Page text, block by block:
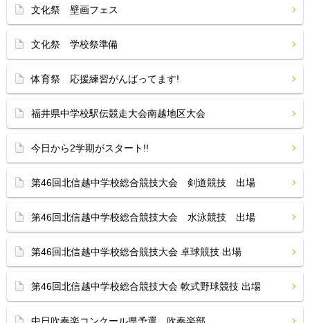
文化祭 壁画フェス
文化祭 学校祭準備
体育祭 応援練習がんばってます!
福井県中学校駅伝競走大会南越地区大会
今日から2学期がスタート!!
第46回北信越中学校総合競技大会 剣道競技 出場
第46回北信越中学校総合競技大会 水泳競技 出場
第46回北信越中学校総合競技大会 卓球競技 出場
第46回北信越中学校総合競技大会 軟式野球競技 出場